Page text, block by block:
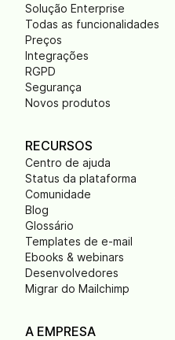
Solução Enterprise
Todas as funcionalidades
Preços
Integrações
RGPD
Segurança
Novos produtos
RECURSOS
Centro de ajuda
Status da plataforma
Comunidade
Blog
Glossário
Templates de e-mail
Ebooks & webinars
Desenvolvedores
Migrar do Mailchimp
A EMPRESA